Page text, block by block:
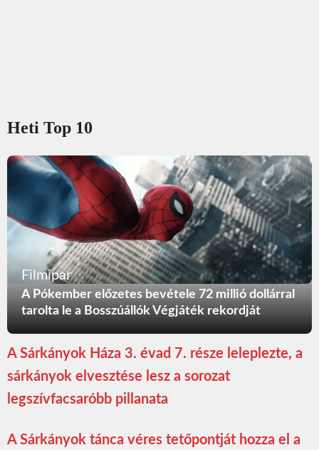
Heti Top 10
Filmipar
A Pókember előzetes bevétele 72 millió dollárral
tarolta le a Bosszúállók Végjáték rekordját
A Sárkányok Háza 3. évad 7. része leleplezte, a
sárkányok elvesztése lesz a sorozat
legszívfacsaróbb pillanata
A Sárkányok tánca véres tetőpontját hozza el a